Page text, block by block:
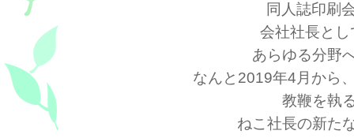
同人誌印刷
会社社長と
あらゆる分野
なんと2019年4月から
教鞭を執
ねこ社長の新た